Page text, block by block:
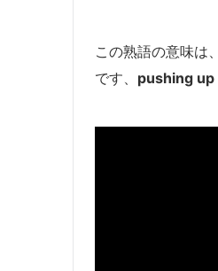
この熟語の意味は
です、 pushing up